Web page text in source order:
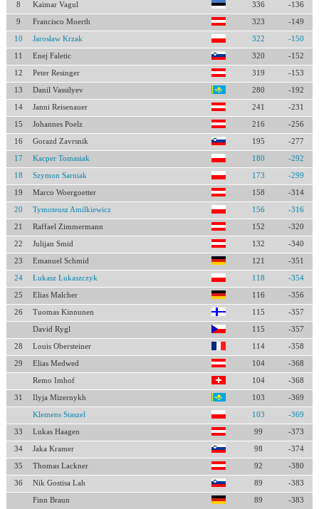
8 Kaimar Vagul 336 -136
9 Francisco Moerth 323 -149
10 Jarosław Krzak 322 -150
11 Enej Faletic 320 -152
12 Peter Resinger 319 -153
13 Danil Vassilyev 280 -192
14 Janni Reisenauer 241 -231
15 Johannes Poelz 216 -256
16 Gorazd Zavrsnik 195 -277
17 Kacper Tomasiak 180 -292
18 Szymon Sarniak 173 -299
19 Marco Woergoetter 158 -314
20 Tymoteusz Amilkiewicz 156 -316
21 Raffael Zimmermann 152 -320
22 Julijan Smid 132 -340
23 Emanuel Schmid 121 -351
24 Łukasz Łukaszczyk 118 -354
25 Elias Malcher 116 -356
26 Tuomas Kinnunen 115 -357
David Rygl 115 -357
28 Louis Obersteiner 114 -358
29 Elias Medwed 104 -368
Remo Imhof 104 -368
31 Ilyja Mizernykh 103 -369
Klemens Staszel 103 -369
33 Lukas Haagen 99 -373
34 Jaka Kramer 98 -374
35 Thomas Lackner 92 -380
36 Nik Gostisa Lah 89 -383
Finn Braun 89 -383